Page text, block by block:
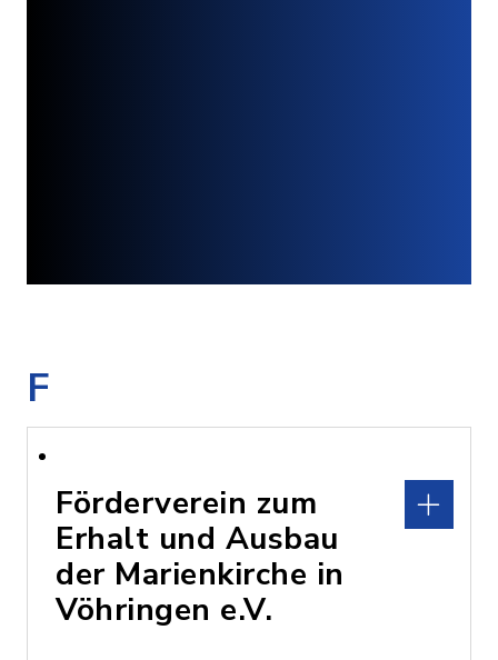
F
Förderverein zum
Erhalt und Ausbau
der Marienkirche in
Vöhringen e.V.